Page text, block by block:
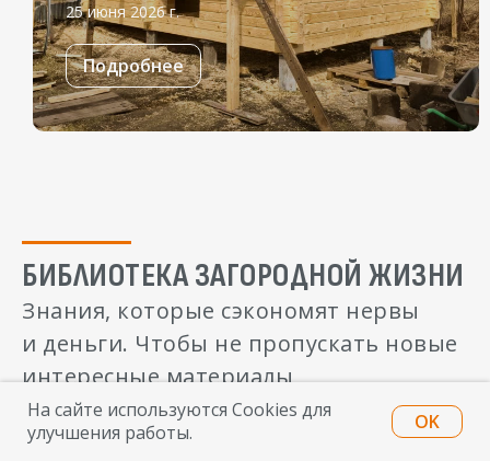
25 июня 2026 г.
Подробнее
БИБЛИОТЕКА ЗАГОРОДНОЙ ЖИЗНИ
Знания, которые сэкономят нервы
и деньги. Чтобы не пропускать новые
интересные материалы,
подписывайтесь на рассылку.
Никакого спама, только полезные
На сайте используются Cookies для
улучшения работы.
OK